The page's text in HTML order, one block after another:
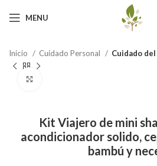
MENU
Inicio Cuidado Personal Cuidado
Kit Viajero de mini
acondicionador solido,
bambú y